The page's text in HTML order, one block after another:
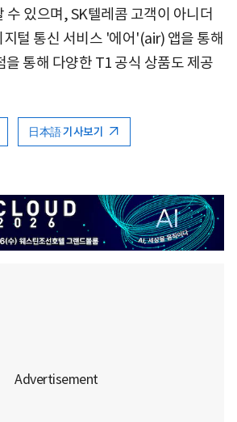
수 있으며, SK텔레콤 고객이 아니더
털 통신 서비스 '에어'(air) 앱을 통해
을 통해 다양한 T1 공식 상품도 제공
日本語 기사보기